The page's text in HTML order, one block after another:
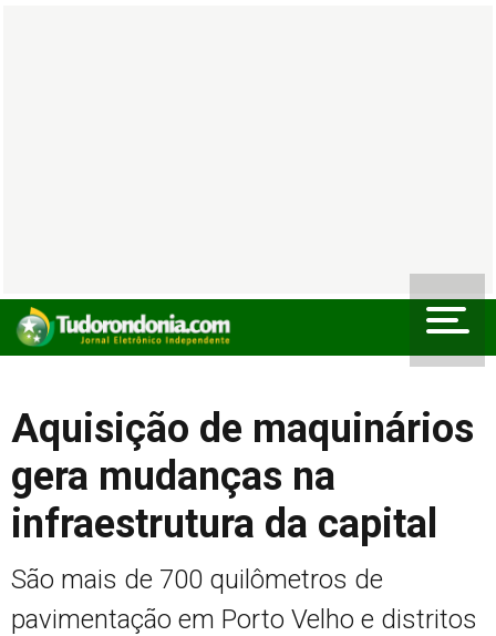
Aquisição de maquinários
gera mudanças na
infraestrutura da capital
São mais de 700 quilômetros de
pavimentação em Porto Velho e distritos